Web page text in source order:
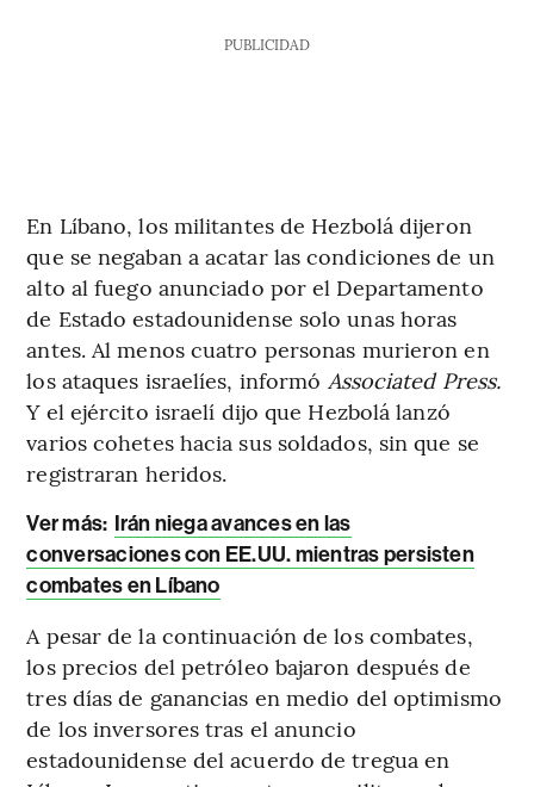
PUBLICIDAD
En Líbano, los militantes de Hezbolá dijeron
que se negaban a acatar las condiciones de un
alto al fuego anunciado por el Departamento
de Estado estadounidense solo unas horas
antes. Al menos cuatro personas murieron en
los ataques israelíes, informó Associated Press.
Y el ejército israelí dijo que Hezbolá lanzó
varios cohetes hacia sus soldados, sin que se
registraran heridos.
Ver más: Irán niega avances en las
conversaciones con EE.UU. mientras persisten
combates en Líbano
A pesar de la continuación de los combates,
los precios del petróleo bajaron después de
tres días de ganancias en medio del optimismo
de los inversores tras el anuncio
estadounidense del acuerdo de tregua en